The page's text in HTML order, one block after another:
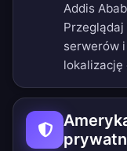
Addis
serwerów
lokalizację